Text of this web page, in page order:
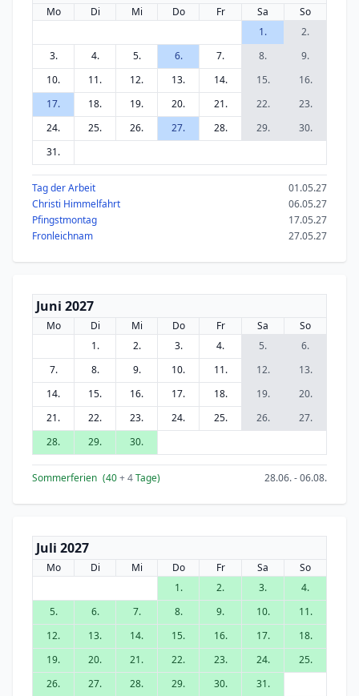
Mo Di Mi Do Fr Sa
So
1.
2.
3.
4. 5. 6. 7. 8.
9.
10.
11. 12. 13. 14. 15.
16.
17.
18. 19. 20. 21. 22.
23.
24.
25. 26. 27. 28. 29.
30.
31.
Tag der Arbeit
01.05.27
Christi Himmelfahrt
06.05.27
Pfingstmontag
17.05.27
Fronleichnam
27.05.27
Juni 2027
Mo Di Mi Do Fr Sa
So
1.
2. 3. 4. 5.
6.
7.
8. 9. 10. 11. 12.
13.
14.
15. 16. 17. 18. 19.
20.
21.
22. 23. 24. 25. 26.
27.
28.
29. 30.
Sommerferien (40+ 4Tage) 28.06. - 06.08.
Juli 2027
Mo Di Mi Do Fr Sa
So
1.
2. 3.
4.
5.
6. 7. 8. 9. 10.
11.
12.
13. 14. 15. 16. 17.
18.
19.
20. 21. 22. 23. 24.
25.
26.
27. 28. 29. 30. 31.